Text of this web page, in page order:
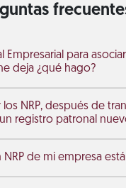
Empresarial para
deja ¿qué hago?
los NRP, después de
registro patronal
NRP de mi empresa